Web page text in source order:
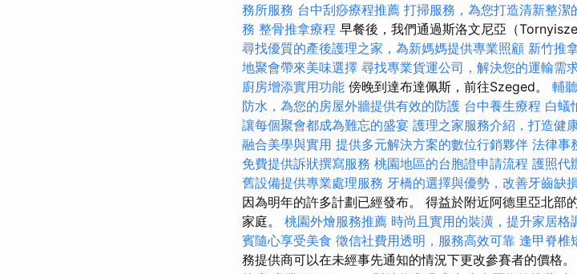
務所服務 台中刮痧療程推薦 打掃服務，為您打造清新整潔
務 整骨推拿療程 早餐後，我們通過斯洛文尼亞（
尋找優質的產後護理之家，為新媽媽提供專業照顧 新竹推
地聚會帶來美味選擇 尋找專業貨運公司，解決您的運輸需
廚房增添實用功能 傍晚到達布達佩斯，前往Szeged。 輔
防水，為您的房屋外牆提供有效的防護 台中養生療程 白蟻
讓每個聚會都成為難忘的盛宴 護理之家服務介紹，打造健
融合美學與實用 提供多元解決方案的數位行銷夥伴 法律事
免費提供訴狀撰寫服務 桃園地區的台胞證申請流程 護照代
舊設備提供專業處理服務 牙橋的選擇與優勢，改善牙齒缺
因為明年的許多計劃已經發布。 得益於附近阿德里亞北部
家庭。 桃園外燴服務推薦 時尚且實用的裝潢，提升家居格
賓隨心享受美食 徵信社費用透明，服務高效可靠 逢甲脊椎
務提供商可以在未經事先通知的情況下更改參賽者的價格。